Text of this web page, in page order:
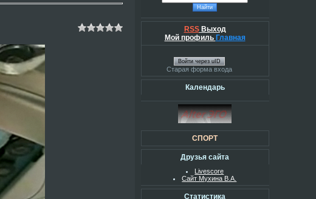
RSS Выход
Мой профиль Главная
Войти через uID
Старая форма входа
Календарь
СПОРТ
Друзья сайта
Livescore
Сайт Мухина В.А.
Статистика